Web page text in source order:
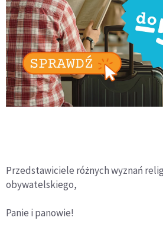
Przedstawiciele różnych wyznań
obywatelskiego,
Panie i panowie!